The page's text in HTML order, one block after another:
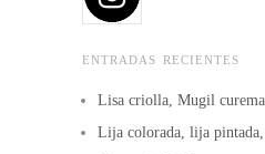
ENTRADAS RECIENTES
Lisa criolla, Mugil
Lija colorada, lija